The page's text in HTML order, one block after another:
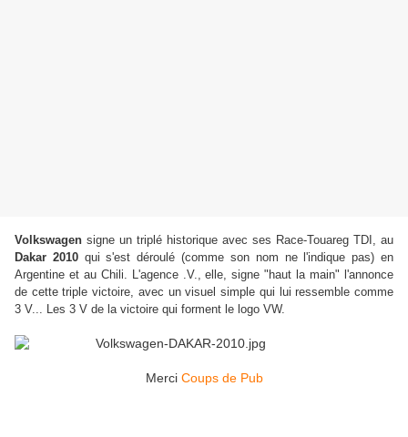
Volkswagen signe un triplé historique avec ses Race-Touareg TDI, au
Dakar 2010qui s'est déroulé (comme son nom ne l'indique pas) en
Argentine et au Chili. L'agence .V., elle, signe "haut la main" l'annonce
de cette triple victoire, avec un visuel simple qui lui ressemble comme
3 V... Les 3 V de la victoire qui forment le logo VW.
Merci Coups de Pub